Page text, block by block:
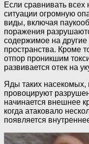
Если сравнивать
ситуации огромную
виды, включая
поражения
содержимое на другие
пространства. Кроме
отпор проникшим
развивается отек на
Яды таких насекомых,
провоцируют
начинается внешнее
когда атаковало
появляется